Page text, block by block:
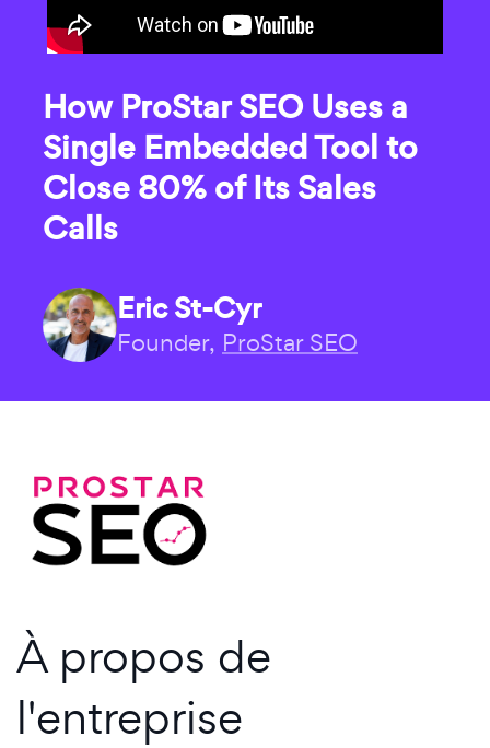
How ProStar SEO Uses a
Single Embedded Tool to
Close 80% of Its Sales
Calls
Eric St-Cyr
Founder, ProStar SEO
À propos de
l'entreprise